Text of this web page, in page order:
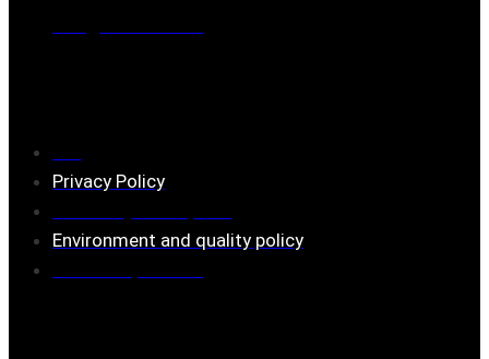
Privacy Policy
Environment and quality policy